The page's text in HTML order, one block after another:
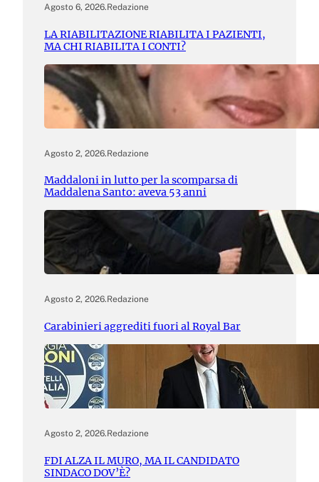
Agosto 6, 2026.Redazione
LA RIABILITAZIONE RIABILITA I PAZIENTI,
MA CHI RIABILITA I CONTI?
Agosto 2, 2026.Redazione
Maddaloni in lutto per la scomparsa di
Maddalena Santo: aveva 53 anni
Agosto 2, 2026.Redazione
Carabinieri aggrediti fuori al Royal Bar
Agosto 2, 2026.Redazione
FDI ALZA IL MURO, MA IL CANDIDATO
SINDACO DOV’È?